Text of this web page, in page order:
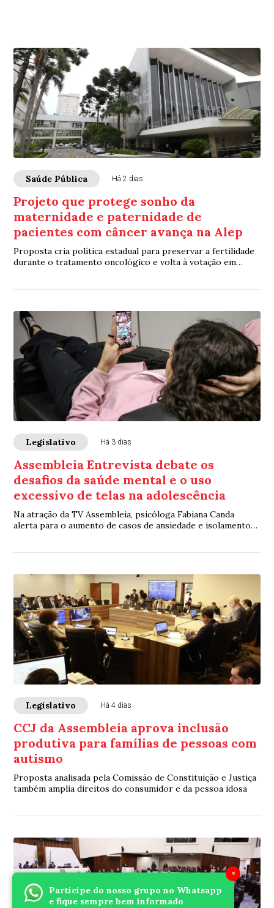
×
Participe do nosso grupo no Whatsapp
e fique sempre bem informado
Saúde Pública Há 2 dias
Projeto que protege sonho da
maternidade e paternidade de
pacientes com câncer avança na Alep
Proposta cria política estadual para preservar a fertilidade
durante o tratamento oncológico e volta à votação em
Legislativo Há 3 dias
Assembleia Entrevista debate os
desafios da saúde mental e o uso
excessivo de telas na adolescência
Na atração da TV Assembleia, psicóloga Fabiana Canda
alerta para o aumento de casos de ansiedade e isolamento
Legislativo Há 4 dias
CCJ da Assembleia aprova inclusão
produtiva para famílias de pessoas com
autismo
Proposta analisada pela Comissão de Constituição e Justiça
também amplia direitos do consumidor e da pessoa idosa